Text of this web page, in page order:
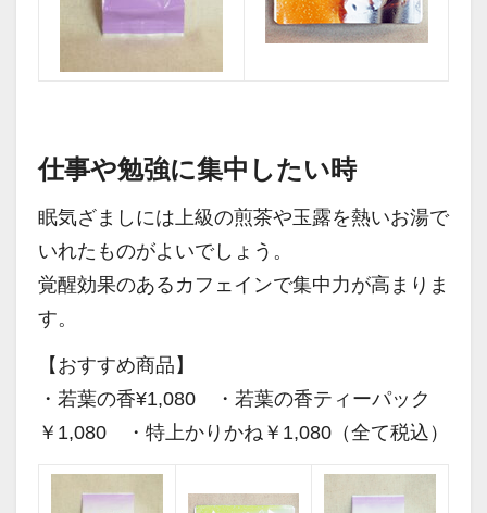
仕事や勉強に集中したい時
眠気ざましには上級の煎茶や玉露を熱いお湯で
いれたものがよいでしょう。
覚醒効果のあるカフェインで集中力が高まりま
す。
【おすすめ商品】
・若葉の香¥1,080 ・若葉の香ティーパック
￥1,080 ・特上かりかね￥1,080（全て税込）